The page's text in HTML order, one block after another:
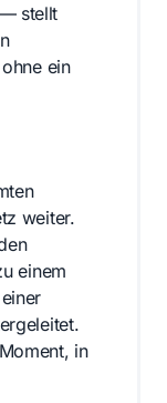
stellt
ein
weiter.
einem
in